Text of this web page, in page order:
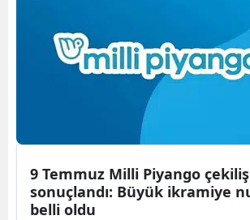
9 Temmuz Milli Piyango
sonuçlandı: Büyük ikramiye
belli oldu